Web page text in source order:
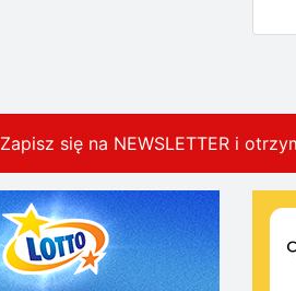
Zapisz się na NEWSLETTER i